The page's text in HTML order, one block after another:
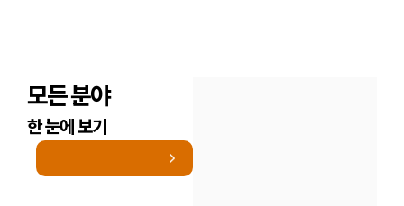
모든 분야
한 눈에 보기